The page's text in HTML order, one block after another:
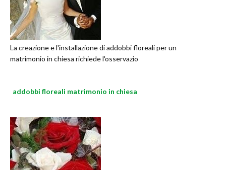
La creazione e l'installazione di addobbi floreali per un
matrimonio in chiesa richiede l'osservazio
addobbi floreali matrimonio in chiesa